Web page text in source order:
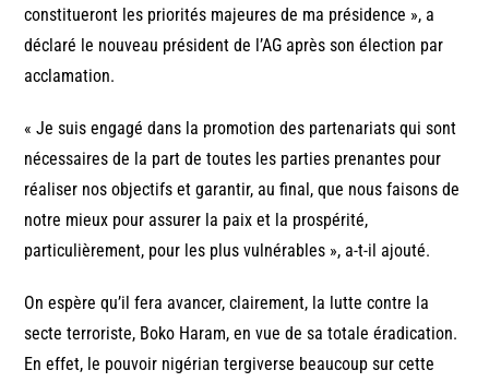
constitueront les priorités majeures de ma présidence », a
déclaré le nouveau président de l’AG après son élection par
acclamation.
« Je suis engagé dans la promotion des partenariats qui sont
nécessaires de la part de toutes les parties prenantes pour
réaliser nos objectifs et garantir, au final, que nous faisons de
notre mieux pour assurer la paix et la prospérité,
particulièrement, pour les plus vulnérables », a-t-il ajouté.
On espère qu’il fera avancer, clairement, la lutte contre la
secte terroriste, Boko Haram, en vue de sa totale éradication.
En effet, le pouvoir nigérian tergiverse beaucoup sur cette